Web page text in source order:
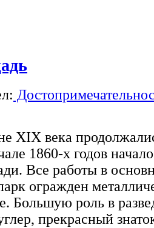
XIX века
1860-х годов
Все работы в
огражден
Большую роль в
прекрасный